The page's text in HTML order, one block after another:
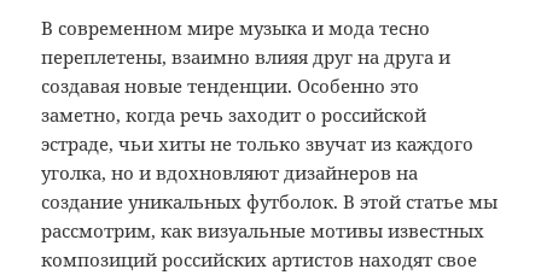
В современном мире музыка и мода тесно
переплетены, взаимно влияя друг на друга и
создавая новые тенденции. Особенно это
заметно, когда речь заходит о российской
эстраде, чьи хиты не только звучат из каждого
уголка, но и вдохновляют дизайнеров на
создание уникальных футболок. В этой статье мы
рассмотрим, как визуальные мотивы известных
композиций российских артистов находят свое